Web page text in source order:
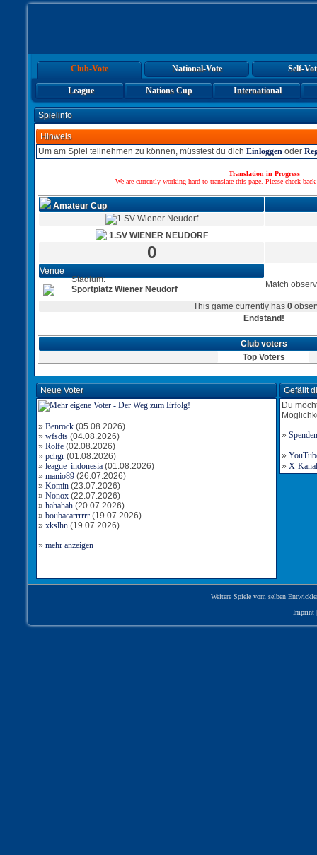
Club-Vote National-Vote Self-
League Nations Cup International
Spielinfo
Hinweis
Um am Spiel teilnehmen zu können, müsstest du dich Einloggen oder
Translation in Progress
We are currently working hard to translate this page. Please check
Amateur Cup
1.SV WIENER NEUDORF
0
Venue
Stadium:
Sportplatz Wiener Neudorf
Match
This game currently has 0
Endstand!
Club voters
Top Voters
Neue Voter
» Benrock (05.08.2026)
» wfsdts (04.08.2026)
» Rolfe (02.08.2026)
» pchgr (01.08.2026)
» league_indonesia (01.08.2026)
» manio89 (26.07.2026)
» Komin (23.07.2026)
» Nonox (22.07.2026)
» hahahah (20.07.2026)
» boubacarrrrrr (19.07.2026)
» xkslhn (19.07.2026)
» mehr anzeigen
Gefällt
Du
» Spenden
»
» X-
Weitere Spiele vom selben
Imprint